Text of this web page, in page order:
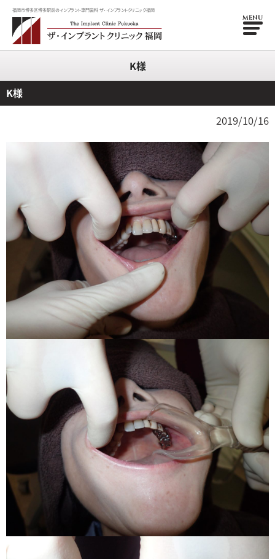
福岡市博多区博多駅前のインプラント専門歯科 ザ・インプラントクリニック福岡
MENU
K様
K様
2019/10/16